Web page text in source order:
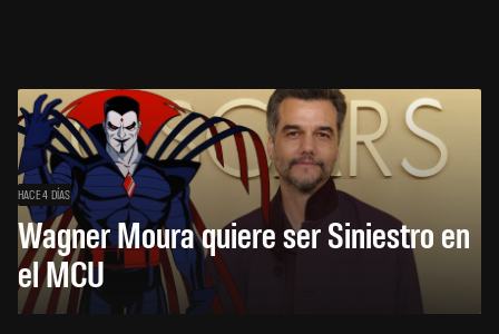
HACE 4 DÍAS
Wagner Moura quiere ser Siniestro en
el MCU